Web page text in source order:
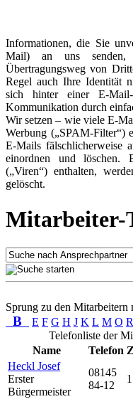
Informationen, die Sie
Mail) an uns senden,
Übertragungsweg von
Regel auch Ihre Identität
sich hinter einer E-Mail-
Kommunikation durch
Wir setzen – wie viele E-
Werbung („SPAM-Filter“)
E-Mails fälschlicherweise
einordnen und löschen.
(„Viren“) enthalten,
gelöscht.
Mitarbeiter-
Sprung zu den Mitarbeitern
B E F G H J K L M O R
Telefonliste der
Name
Telefon
Heckl Josef
Erster
Bürgermeister
08145
84-12